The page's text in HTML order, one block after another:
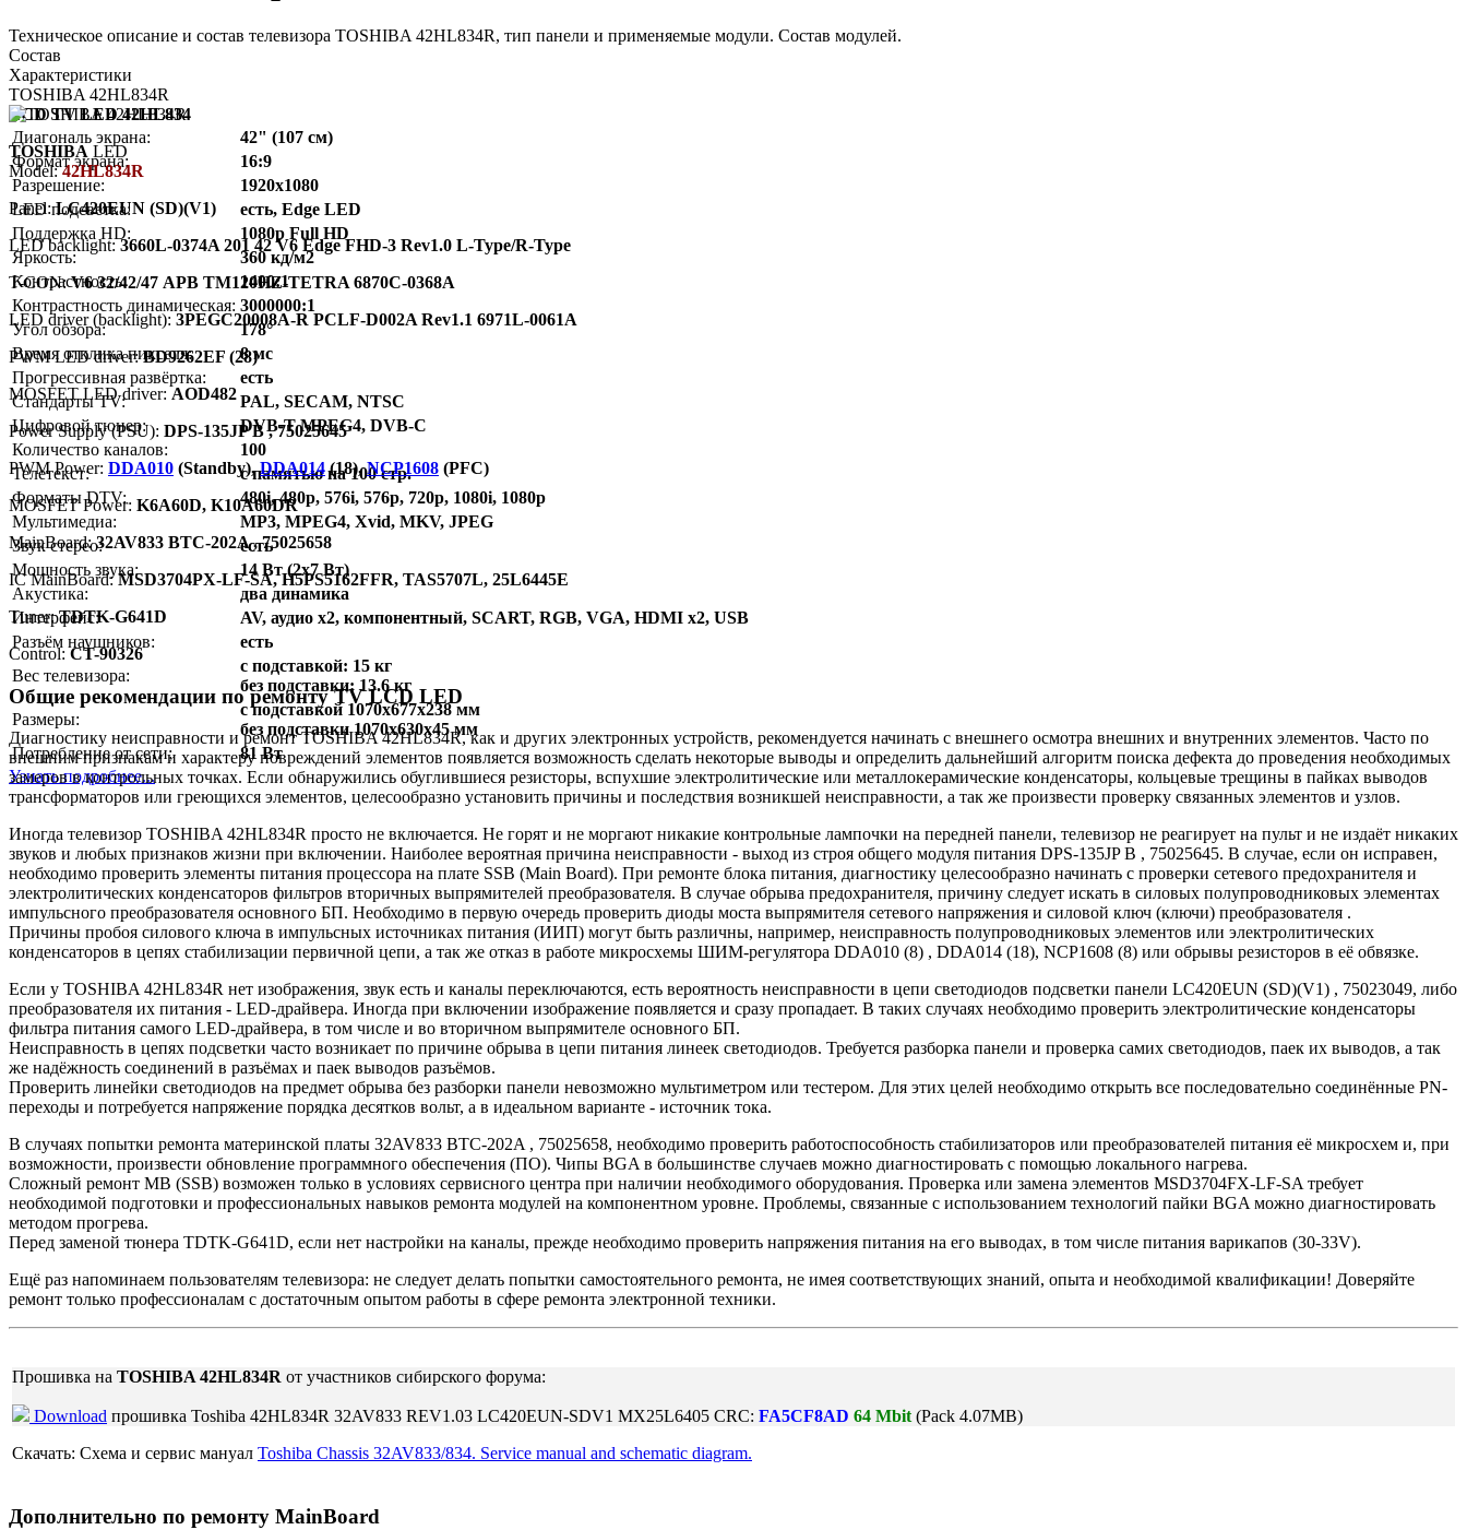
Техническое описание и состав телевизора TOSHIBA 42HL834R, тип панели и применяемые модули. Состав модулей.
Состав
Характеристики
TOSHIBA 42HL834R
LCD TV LED 42HL834
Диагональ экрана:
42" (107 см)
Формат экрана:
16:9
Разрешение:
1920x1080
LED подсветка:
есть, Edge LED
Поддержка HD:
1080p Full HD
Яркость:
360 кд/м2
Контрастность:
1400:1
Контрастность динамическая: 3000000:1
Угол обзора:
178°
Время отклика пикселя:
8 мс
Прогрессивная развёртка:
есть
Стандарты TV:
PAL, SECAM, NTSC
Цифровой тюнер:
DVB-T MPEG4, DVB-C
Количество каналов:
100
Телетекст:
с памятью на 100 стр.
Форматы DTV:
480i, 480p, 576i, 576p, 720p, 1080i, 1080p
Мультимедиа:
MP3, MPEG4, Xvid, MKV, JPEG
Звук стерео:
есть
Мощность звука:
14 Вт (2х7 Вт)
Акустика:
два динамика
Интерфейс:
AV, аудио x2, компонентный, SCART, RGB, VGA, HDMI x2, USB
Разъём наушников:
есть
Вес телевизора:
с подставкой: 15 кг
без подставки: 13.6 кг
Размеры:
с подставкой 1070x677x238 мм
без подставки 1070x630x45 мм
Потребление от сети:
81 Вт
Узнать подробнее...
TOSHIBA LED
Model:42HL834R
Panel:LC420EUN (SD)(V1)
LED backlight:3660L-0374A 201 42 V6 Edge FHD-3 Rev1.0 L-Type/R-Type
T-CON:V6 32/42/47 АРВ TM120HZ-TETRA 6870C-0368A
LED driver (backlight): 3PEGC20008A-R PCLF-D002A Rev1.1 6971L-0061A
PWM LED driver:BD9262EF (28)
MOSFET LED driver: AOD482
Power Supply (PSU): DPS-135JP B , 75025645
PWM Power: DDA010 (Standby),DDA014(18),NCP1608 (PFC)
MOSFET Power: K6A60D, K10A60DR
MainBoard:32AV833 BTC-202A , 75025658
IC MainBoard:MSD3704PX-LF-SA, H5PS5162FFR, TAS5707L, 25L6445E
Тuner:TDTK-G641D
Control:CT-90326
Общие рекомендации по ремонту TV LCD LED
Диагностику неисправности и ремонт TOSHIBA 42HL834R, как и других электронных устройств, рекомендуется начинать с внешнего осмотра внешних и внутренних элементов. Часто по
внешним признакам и характеру повреждений элементов появляется возможность сделать некоторые выводы и определить дальнейший алгоритм поиска дефекта до проведения необходимых
замеров в контрольных точках. Если обнаружились обуглившиеся резисторы, вспухшие электролитические или металлокерамические конденсаторы, кольцевые трещины в пайках выводов
трансформаторов или греющихся элементов, целесообразно установить причины и последствия возникшей неисправности, а так же произвести проверку связанных элементов и узлов.
Иногда телевизор TOSHIBA 42HL834R просто не включается. Не горят и не моргают никакие контрольные лампочки на передней панели, телевизор не реагирует на пульт и не издаёт никаких
звуков и любых признаков жизни при включении. Наиболее вероятная причина неисправности - выход из строя общего модуля питания DPS-135JP B , 75025645. В случае, если он исправен,
необходимо проверить элементы питания процессора на плате SSB (Main Board). При ремонте блока питания, диагностику целесообразно начинать с проверки сетевого предохранителя и
электролитических конденсаторов фильтров вторичных выпрямителей преобразователя. В случае обрыва предохранителя, причину следует искать в силовых полупроводниковых элементах
импульсного преобразователя основного БП. Необходимо в первую очередь проверить диоды моста выпрямителя сетевого напряжения и силовой ключ (ключи) преобразователя .
Причины пробоя силового ключа в импульсных источниках питания (ИИП) могут быть различны, например, неисправность полупроводниковых элементов или электролитических
конденсаторов в цепях стабилизации первичной цепи, а так же отказ в работе микросхемы ШИМ-регулятора DDA010 (8) , DDA014 (18), NCP1608 (8) или обрывы резисторов в её обвязке.
Если у TOSHIBA 42HL834R нет изображения, звук есть и каналы переключаются, есть вероятность неисправности в цепи светодиодов подсветки панели LC420EUN (SD)(V1) , 75023049, либо
преобразователя их питания - LED-драйвера. Иногда при включении изображение появляется и сразу пропадает. В таких случаях необходимо проверить электролитические конденсаторы
фильтра питания самого LED-драйвера, в том числе и во вторичном выпрямителе основного БП.
Неисправность в цепях подсветки часто возникает по причине обрыва в цепи питания линеек светодиодов. Требуется разборка панели и проверка самих светодиодов, паек их выводов, а так
же надёжность соединений в разъёмах и паек выводов разъёмов.
Проверить линейки светодиодов на предмет обрыва без разборки панели невозможно мультиметром или тестером. Для этих целей необходимо открыть все последовательно соединённые PN-
переходы и потребуется напряжение порядка десятков вольт, а в идеальном варианте - источник тока.
В случаях попытки ремонта материнской платы 32AV833 BTC-202A , 75025658, необходимо проверить работоспособность стабилизаторов или преобразователей питания её микросхем и, при
возможности, произвести обновление программного обеспечения (ПО). Чипы BGA в большинстве случаев можно диагностировать с помощью локального нагрева.
Сложный ремонт MB (SSB) возможен только в условиях сервисного центра при наличии необходимого оборудования. Проверка или замена элементов MSD3704FX-LF-SA требует
необходимой подготовки и профессиональных навыков ремонта модулей на компонентном уровне. Проблемы, связанные с использованием технологий пайки BGA можно диагностировать
методом прогрева.
Перед заменой тюнера TDTK-G641D, если нет настройки на каналы, прежде необходимо проверить напряжения питания на его выводах, в том числе питания варикапов (30-33V).
Ещё раз напоминаем пользователям телевизора: не следует делать попытки самостоятельного ремонта, не имея соответствующих знаний, опыта и необходимой квалификации! Доверяйте
ремонт только профессионалам с достаточным опытом работы в сфере ремонта электронной техники.
Прошивка на TOSHIBA 42HL834R от участников сибирского форума:
Download прошивка Toshiba 42HL834R 32AV833 REV1.03 LC420EUN-SDV1 MX25L6405 CRC: FA5CF8AD 64 Mbit (Pack 4.07MB)
Скачать: Схема и сервис мануал Toshiba Chassis 32AV833/834. Service manual and schematic diagram.
Дополнительно по ремонту MainBoard